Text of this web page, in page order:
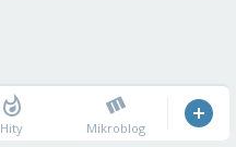
Hity Mikroblog